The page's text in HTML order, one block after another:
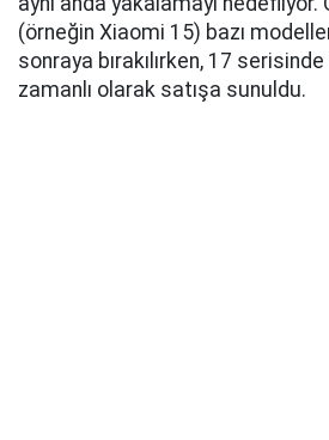
(örneğin Xiaomi 15) bazı
sonraya bırakılırken, 17
zamanlı olarak satışa sunuldu.